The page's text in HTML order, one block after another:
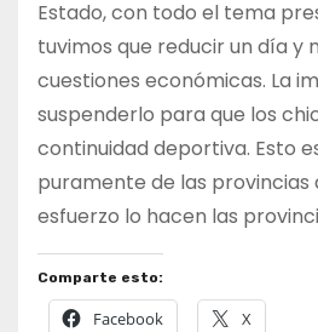
Estado, con todo el tema
tuvimos que reducir un día y
cuestiones económicas. La
suspenderlo para que los
continuidad deportiva. Esto
puramente de las provincias
esfuerzo lo hacen las
Comparte esto:
Facebook X